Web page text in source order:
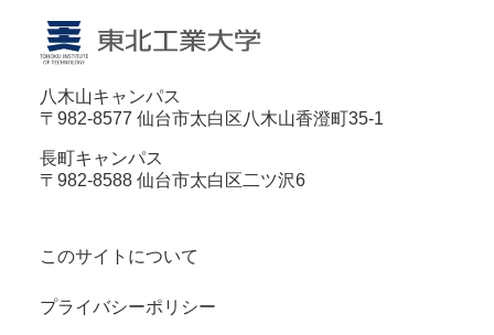
八木山キャンパス
〒982-8577 仙台市太白区八木山香澄町35-1
長町キャンパス
〒982-8588 仙台市太白区二ツ沢6
このサイトについて
プライバシーポリシー